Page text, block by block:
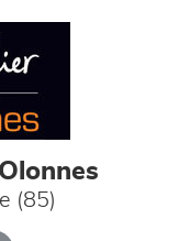
(85)